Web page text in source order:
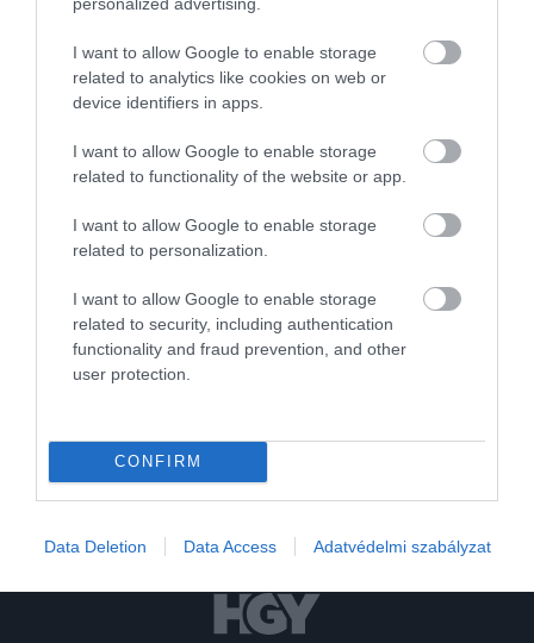
I want to allow Google to enable storage
related to analytics like cookies on web or
device identifiers in apps.
I want to allow Google to enable storage
related to functionality of the website or app.
I want to allow Google to enable storage
related to personalization.
I want to allow Google to enable storage
related to security, including authentication
functionality and fraud prevention, and other
user protection.
CONFIRM
Data Deletion Data Access Adatvédelmi szabályzat
közegészségügyi kérdésként kell kezelni, amely
figyelmet érdemel és hatékony beavatkozási
stratégiák kialakítását igényli. A járvány idején érzett
magánynak még a pandémiát követő időszakban is
következményei lehetnek – áll az összegzésben.
Nyitókép: Unsplash/Annie Spratt
PANDÉMIA KARANTÉNN
KORONAVÍRUS MAGÁNY ELEMZÉS
MAGYARORSZÁG VÁLSÁG
legnépszerűbb új…